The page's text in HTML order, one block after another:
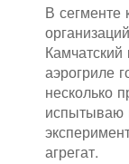
В сегменте
аэрогриле
несколько
испытываю
агрегат.